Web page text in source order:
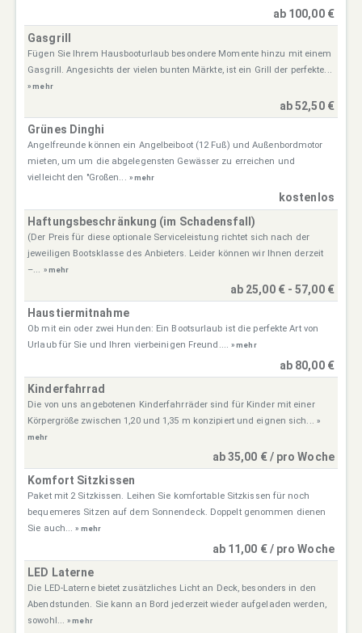
ab 100,00 €
Gasgrill
Fügen Sie Ihrem Hausbooturlaub besondere Momente hinzu mit einem
Gasgrill. Angesichts der vielen bunten Märkte, ist ein Grill der perfekte...
» mehr
ab 52,50 €
Grünes Dinghi
Angelfreunde können ein Angelbeiboot (12 Fuß) und Außenbordmotor
mieten, um um die abgelegensten Gewässer zu erreichen und
vielleicht den "Großen... » mehr
kostenlos
Haftungsbeschränkung (im Schadensfall)
(Der Preis für diese optionale Serviceleistung richtet sich nach der
jeweiligen Bootsklasse des Anbieters. Leider können wir Ihnen derzeit
–... » mehr
ab 25,00 € - 57,00 €
Haustiermitnahme
Ob mit ein oder zwei Hunden: Ein Bootsurlaub ist die perfekte Art von
Urlaub für Sie und Ihren vierbeinigen Freund....» mehr
ab 80,00 €
Kinderfahrrad
Die von uns angebotenen Kinderfahrräder sind für Kinder mit einer
Körpergröße zwischen 1,20 und 1,35 m konzipiert und eignen sich... »
mehr
ab 35,00 € / pro Woche
Komfort Sitzkissen
Paket mit 2 Sitzkissen. Leihen Sie komfortable Sitzkissen für noch
bequemeres Sitzen auf dem Sonnendeck. Doppelt genommen dienen
Sie auch...» mehr
ab 11,00 € / pro Woche
LED Laterne
Die LED-Laterne bietet zusätzliches Licht an Deck, besonders in den
Abendstunden. Sie kann an Bord jederzeit wieder aufgeladen werden,
sowohl...» mehr